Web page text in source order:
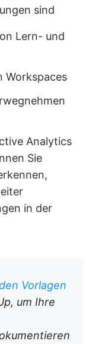
sind
Lern- und
Workspaces
Analytics
Sie
in der
Vorlagen
um Ihre